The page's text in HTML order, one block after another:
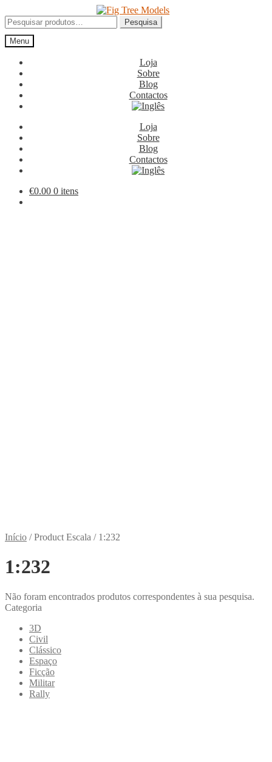
para
a
navegação
para
o
conteúdo
Pesquisar
por:
Pesquisa
Menu
Loja
Sobre
Blog
Contactos
Loja
Sobre
Blog
Contactos
€0.00 0 itens
Início /Product Escala / 1:232
1:232
Não foram encontrados produtos correspondentes à sua pesquisa.
Categoria
3D
Civil
Clássico
Espaço
Ficção
Militar
Rally